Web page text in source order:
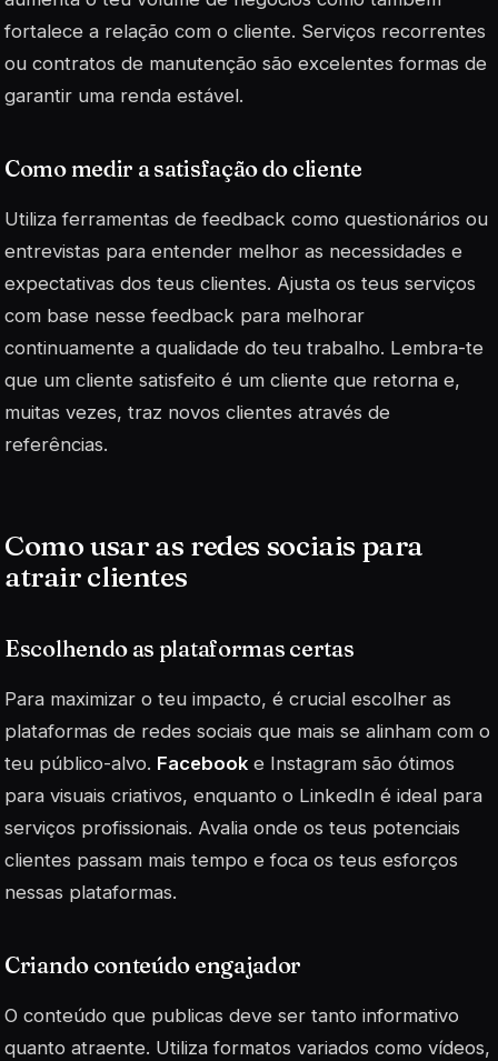
fortalece a relação com o cliente. Serviços recorrentes
ou contratos de manutenção são excelentes formas de
garantir uma renda estável.
Como medir a satisfação do cliente
Utiliza ferramentas de feedback como questionários ou
entrevistas para entender melhor as necessidades e
expectativas dos teus clientes. Ajusta os teus serviços
com base nesse feedback para melhorar
continuamente a qualidade do teu trabalho. Lembra-te
que um cliente satisfeito é um cliente que retorna e,
muitas vezes, traz novos clientes através de
referências.
Como usar as redes sociais para
atrair clientes
Escolhendo as plataformas certas
Para maximizar o teu impacto, é crucial escolher as
plataformas de redes sociais que mais se alinham com o
teu público-alvo. Facebook e Instagram são ótimos
para visuais criativos, enquanto o LinkedIn é ideal para
serviços profissionais. Avalia onde os teus potenciais
clientes passam mais tempo e foca os teus esforços
nessas plataformas.
Criando conteúdo engajador
O conteúdo que publicas deve ser tanto informativo
quanto atraente. Utiliza formatos variados como vídeos,